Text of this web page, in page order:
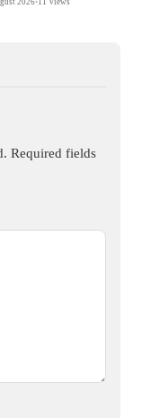
Required fields